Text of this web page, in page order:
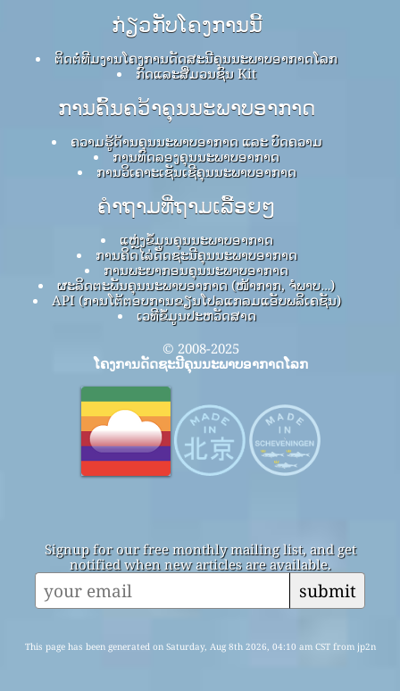
ກ່ຽວກັບໂຄງການນີ້
ຕິດຕໍ່ທີມງານໂຄງການດັດສະນີຄຸນນະພາບອາກາດໂລກ
ກົດ​ແລະ​ສື່​ມວນ​ຊົນ Kit
ການຄົ້ນຄວ້າຄຸນນະພາບອາກາດ
ຄວາມຮູ້ດ້ານຄຸນນະພາບອາກາດ ແລະ ບົດຄວາມ
ການທົດລອງຄຸນນະພາບອາກາດ
ການວິເຄາະເຊັນເຊີຄຸນນະພາບອາກາດ
ຄໍາຖາມທີ່ຖາມເລື້ອຍໆ
ແຫຼ່ງຂໍ້ມູນຄຸນນະພາບອາກາດ
ການຄິດໄລ່ດັດຊະນີຄຸນນະພາບອາກາດ
ການພະຍາກອນຄຸນນະພາບອາກາດ
ຜະລິດຕະພັນຄຸນນະພາບອາກາດ (ໜ້າກາກ, ຈໍພາບ…)
API (ການໂຕ້ຕອບການຂຽນໂປລແກລມແອັບພລິເຄຊັນ)
ເວທີຂໍ້ມູນປະຫວັດສາດ
© 2008-2025
ໂຄງການດັດຊະນີຄຸນນະພາບອາກາດໂລກ
Signup for our free monthly mailing list, and get
notified when new articles are available.
submit
This page has been generated on Saturday, Aug 8th 2026, 04:10 am CST from jp2n